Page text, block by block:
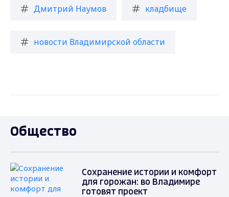
Дмитрий Наумов кладбище
новости Владимирской области
Общество
Сохранение истории и комфорт
для горожан: во Владимире
готовят проект